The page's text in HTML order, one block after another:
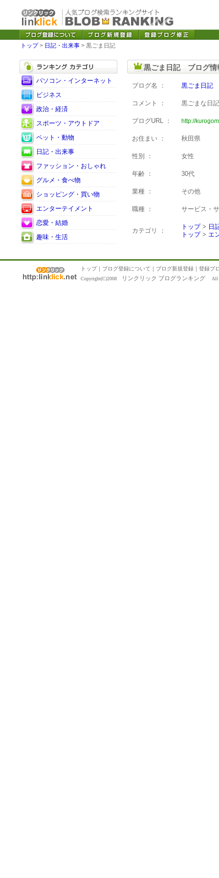
トップ> 日記・出来事 > 黒ごま日記
パソコン・インターネット
ビジネス
政治・経済
スポーツ・アウトドア
ペット・動物
日記・出来事
ファッション・おしゃれ
グルメ・食べ物
ショッピング・買い物
エンターテイメント
恋愛・結婚
趣味・生活
黒ごま日記 ブログ情
ブログ名 ： 黒ごま日記
コメント ： 黒ごまな日
ブログURL ： http://
お住まい ： 秋田県
性別 ： 女性
年齢 ： 30代
業種 ： その他
職種 ： サービス・
カテゴリ ：
トップ> 日
トップ> エ
トップ｜ ブログ登録について ｜ ブログ新規登録 ｜ 登録ブ
Copyright(C)2008 リンクリック ブログランキング All